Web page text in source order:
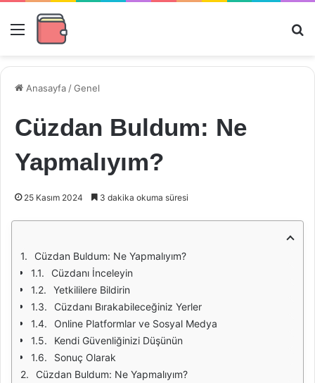
Menü
Anasayfa /Genel
Cüzdan Buldum: Ne
Yapmalıyım?
25 Kasım 2024 3 dakika okuma süresi
Cüzdan Buldum: Ne Yapmalıyım?
Cüzdanı İnceleyin
Yetkililere Bildirin
Cüzdanı Bırakabileceğiniz Yerler
Online Platformlar ve Sosyal Medya
Kendi Güvenliğinizi Düşünün
Sonuç Olarak
Cüzdan Buldum: Ne Yapmalıyım?